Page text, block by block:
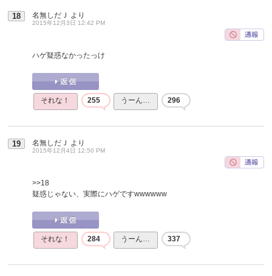
18 名無しだＪ より
2015年12月3日 12:42 PM
ハゲ疑惑なかったっけ
それな！ 255 うーん… 296
19 名無しだＪ より
2015年12月4日 12:50 PM
>>18
疑惑じゃない、実際にハゲですwwwwww
それな！ 284 うーん… 337